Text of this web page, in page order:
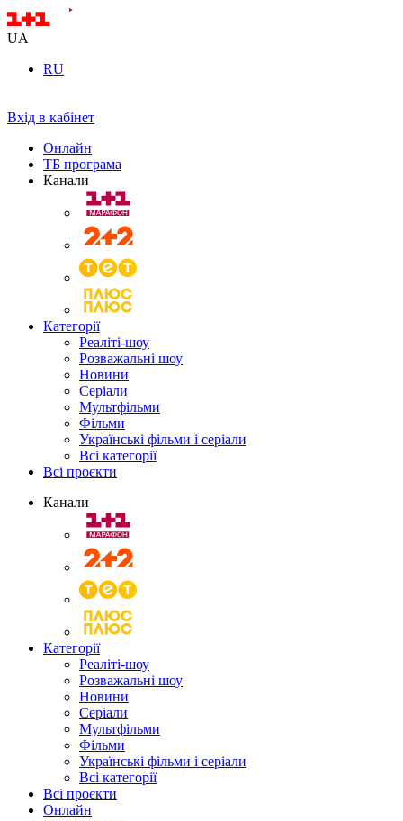
UA
RU
Вхід в кабінет
Онлайн
ТБ програма
Канали
Категорії
Реаліті-шоу
Розважальні шоу
Новини
Серіали
Мультфільми
Фільми
Українські фільми і серіали
Всі категорії
Всі проєкти
Канали
Категорії
Реаліті-шоу
Розважальні шоу
Новини
Серіали
Мультфільми
Фільми
Українські фільми і серіали
Всі категорії
Всі проєкти
Онлайн